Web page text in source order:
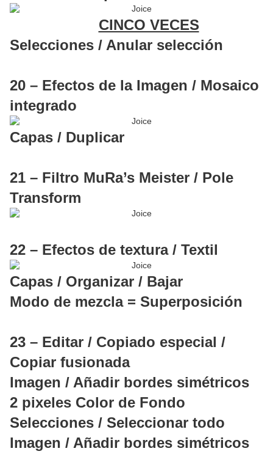
CINCO VECES
Selecciones / Anular selección
20 – Efectos de la Imagen / Mosaico
integrado
Capas / Duplicar
21 – Filtro MuRa’s Meister / Pole
Transform
22 – Efectos de textura / Textil
Capas / Organizar / Bajar
Modo de mezcla = Superposición
23 – Editar / Copiado especial /
Copiar fusionada
Imagen / Añadir bordes simétricos
2 pixeles Color de Fondo
Selecciones / Seleccionar todo
Imagen / Añadir bordes simétricos